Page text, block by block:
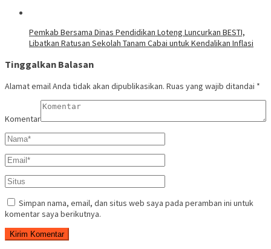
Pemkab Bersama Dinas Pendidikan Loteng Luncurkan BESTI,
Libatkan Ratusan Sekolah Tanam Cabai untuk Kendalikan Inflasi
Tinggalkan Balasan
Alamat email Anda tidak akan dipublikasikan. Ruas yang wajib ditandai *
Komentar
Simpan nama, email, dan situs web saya pada peramban ini untuk
komentar saya berikutnya.